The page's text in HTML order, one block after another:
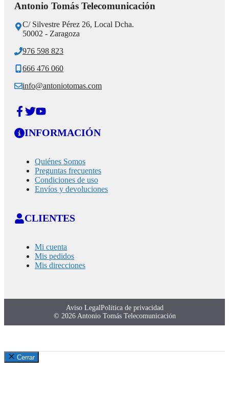
Antonio Tomás Telecomunicación
C/ Silvestre Pérez 26, Local Dcha.
50002 - Zaragoza
976 598 823
666 476 060
info@antoniotomas.com
INFORMACIÓN
Quiénes Somos
Preguntas frecuentes
Condiciones de uso
Envíos y devoluciones
CLIENTES
Mi cuenta
Mis pedidos
Mis direcciones
© 2026 Antonio Tomás Telecomunicación
Aviso LegalPolítica de privacidad
Cerrar